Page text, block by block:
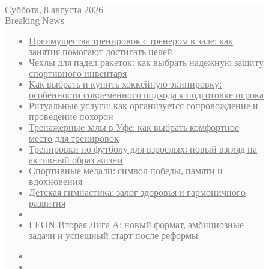
Суббота, 8 августа 2026
Breaking News
Преимущества тренировок с тренером в зале: как
занятия помогают достигать целей
Чехлы для падел-ракеток: как выбрать надежную защиту
спортивного инвентаря
Как выбрать и купить хоккейную экипировку:
особенности современного подхода к подготовке игрока
Ритуальные услуги: как организуется сопровождение и
проведение похорон
Тренажерные залы в Уфе: как выбрать комфортное
место для тренировок
Тренировки по футболу для взрослых: новый взгляд на
активный образ жизни
Спортивные медали: символ победы, памяти и
вдохновения
Детская гимнастика: залог здоровья и гармоничного
развития
LEON-Вторая Лига А: новый формат, амбициозные
задачи и успешный старт после реформы